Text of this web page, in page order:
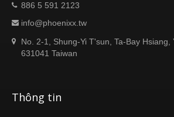
886 5 591 2123
info@phoenixx.tw
No. 2-1, Shung-Yi T'sun, Ta-Bay Hsiang,
631041 Taiwan
Thông tin